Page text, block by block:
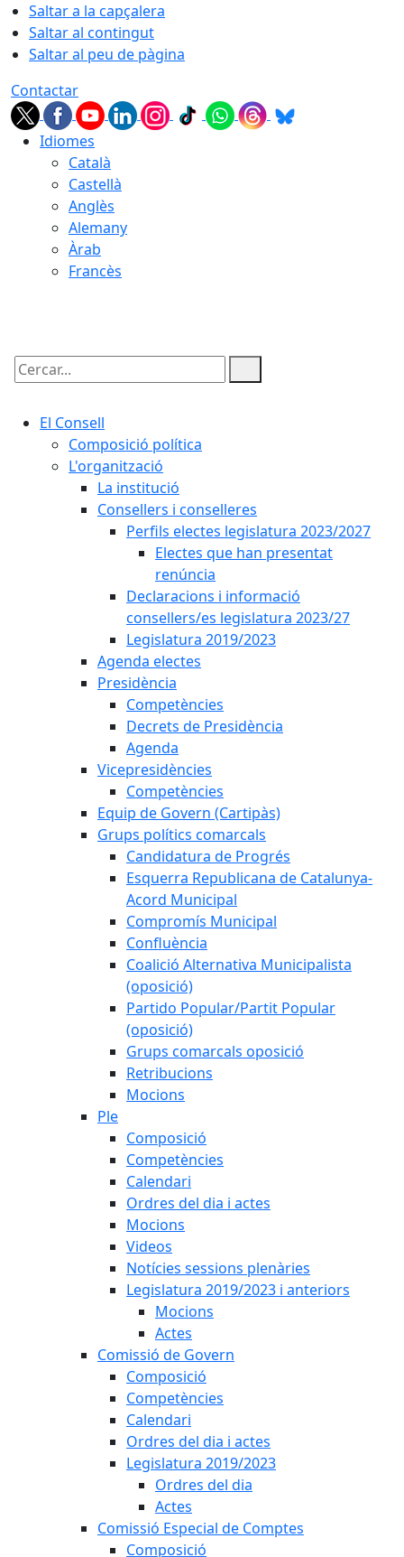
Saltar a la capçalera
Saltar al contingut
Saltar al peu de pàgina
Contactar
Idiomes
Català
Castellà
Anglès
Alemany
Àrab
Francès
Cercar:
El Consell
Composició política
L'organització
La institució
Consellers i conselleres
Perfils electes legislatura 2023/2027
Electes que han presentat
renúncia
Declaracions i informació
consellers/es legislatura 2023/27
Legislatura 2019/2023
Agenda electes
Presidència
Competències
Decrets de Presidència
Agenda
Vicepresidències
Competències
Equip de Govern (Cartipàs)
Grups polítics comarcals
Candidatura de Progrés
Esquerra Republicana de Catalunya-
Acord Municipal
Compromís Municipal
Confluència
Coalició Alternativa Municipalista
(oposició)
Partido Popular/Partit Popular
(oposició)
Grups comarcals oposició
Retribucions
Mocions
Ple
Composició
Competències
Calendari
Ordres del dia i actes
Mocions
Videos
Notícies sessions plenàries
Legislatura 2019/2023 i anteriors
Mocions
Actes
Comissió de Govern
Composició
Competències
Calendari
Ordres del dia i actes
Legislatura 2019/2023
Ordres del dia
Actes
Comissió Especial de Comptes
Composició